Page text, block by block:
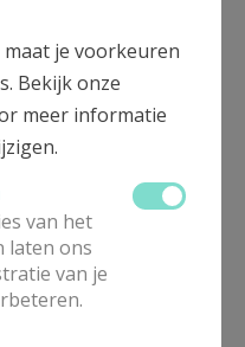
je voorkeuren
Bekijk onze
meer informatie
van het
laten ons
van je